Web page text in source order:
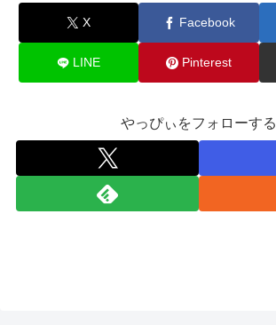
X Facebook
LINE Pinterest
やっぴぃをフォローする